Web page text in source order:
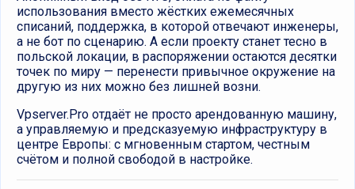
использования вместо жёстких ежемесячных
списаний, поддержка, в которой отвечают инженеры,
а не бот по сценарию. А если проекту станет тесно в
польской локации, в распоряжении остаются десятки
точек по миру — перенести привычное окружение на
другую из них можно без лишней возни.
Vpserver.Pro отдаёт не просто арендованную машину,
а управляемую и предсказуемую инфраструктуру в
центре Европы: с мгновенным стартом, честным
счётом и полной свободой в настройке.